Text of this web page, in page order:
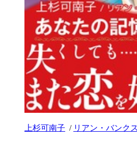
上杉可南子 / リアン・バンクス